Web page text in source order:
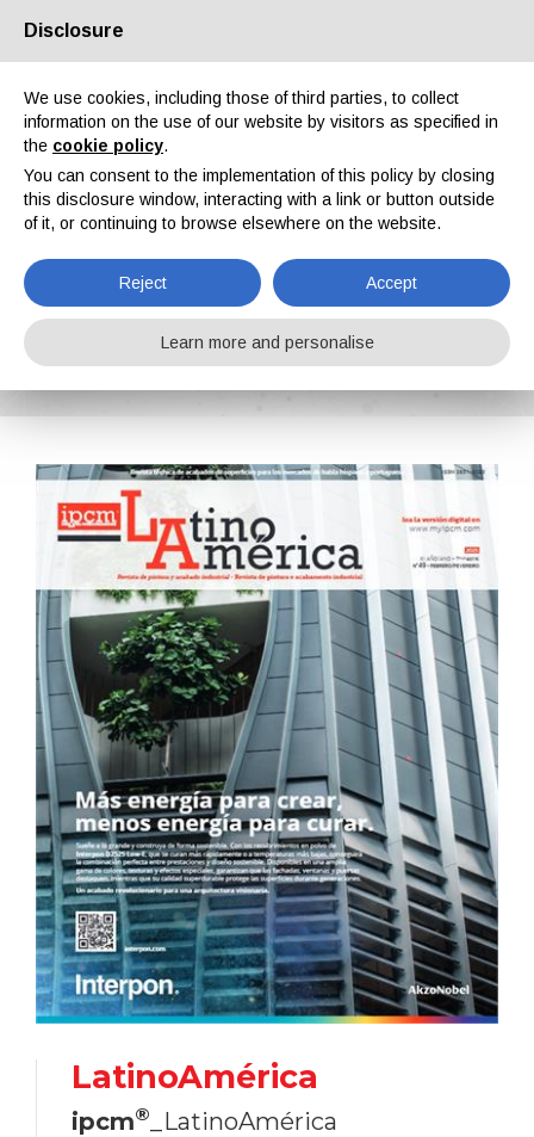
About us Partners Contacts Reserved area
LatinoAmérica n. 49, Vol. XII, February 2025
Home Magazines LatinoAmérica LatinoAmérica n. 49, Vol. XII, February 2025
LatinoAmérica
ipcm® _LatinoAmérica
Disclosure
We use cookies, including those of third parties, to collect
information on the use of our website by visitors as specified in
the cookie policy.
You can consent to the implementation of this policy by closing
this disclosure window, interacting with a link or button outside
of it, or continuing to browse elsewhere on the website.
Reject Accept
Learn more and personalise